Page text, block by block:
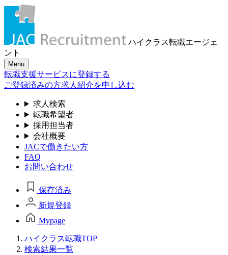
ハイクラス転職エージェ
ント
Menu
転職支援サービスに登録する
ご登録済みの方求人紹介を申し込む
求人検索
転職希望者
採用担当者
会社概要
JACで働きたい方
FAQ
お問い合わせ
保存済み
新規登録
Mypage
ハイクラス転職TOP
検索結果一覧